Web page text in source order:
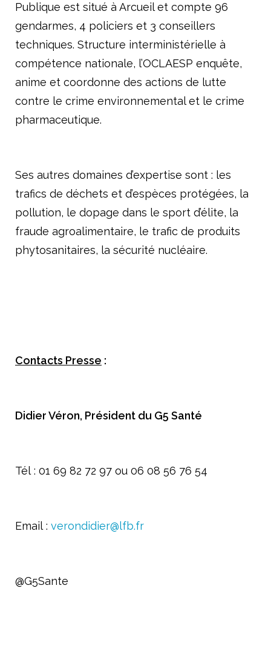
Publique est situé à Arcueil et compte 96
gendarmes, 4 policiers et 3 conseillers
techniques. Structure interministérielle à
compétence nationale, l’OCLAESP enquête,
anime et coordonne des actions de lutte
contre le crime environnemental et le crime
pharmaceutique.
Ses autres domaines d’expertise sont : les
trafics de déchets et d’espèces protégées, la
pollution, le dopage dans le sport d’élite, la
fraude agroalimentaire, le trafic de produits
phytosanitaires, la sécurité nucléaire.
Contacts Presse :
Didier Véron, Président du G5 Santé
Tél : 01 69 82 72 97 ou 06 08 56 76 54
Email : verondidier@lfb.fr
@G5Sante